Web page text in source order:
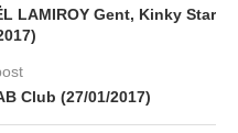
LAMIROY Gent, Kinky Star
Club (27/01/2017)